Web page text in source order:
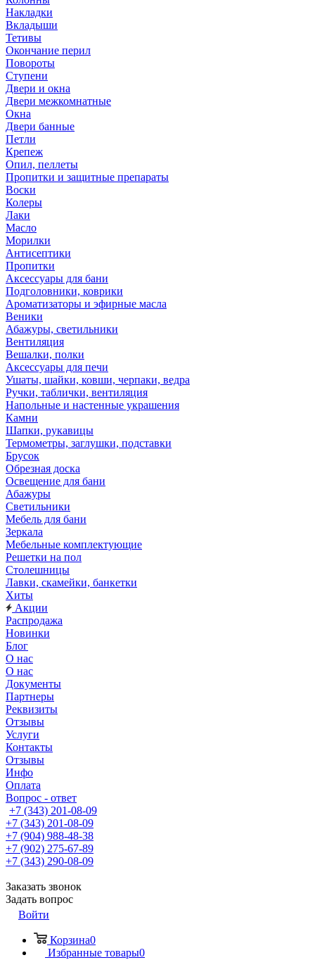
Накладки
Вкладыши
Тетивы
Окончание перил
Повороты
Ступени
Двери и окна
Двери межкомнатные
Окна
Двери банные
Петли
Крепеж
Опил, пеллеты
Пропитки и защитные препараты
Воски
Колеры
Лаки
Масло
Морилки
Антисептики
Пропитки
Аксессуары для бани
Подголовники, коврики
Ароматизаторы и эфирные масла
Веники
Абажуры, светильники
Вентиляция
Вешалки, полки
Аксессуары для печи
Ушаты, шайки, ковши, черпаки, ведра
Ручки, таблички, вентиляция
Напольные и настенные украшения
Камни
Шапки, рукавицы
Термометры, заглушки, подставки
Брусок
Обрезная доска
Освещение для бани
Абажуры
Светильники
Мебель для бани
Зеркала
Мебельные комплектующие
Решетки на пол
Столешницы
Лавки, скамейки, банкетки
Хиты
Акции
Распродажа
Новинки
Блог
О нас
О нас
Документы
Партнеры
Реквизиты
Отзывы
Услуги
Контакты
Отзывы
Инфо
Оплата
Вопрос - ответ
+7 (343) 201-08-09
+7 (343) 201-08-09
+7 (904) 988-48-38
+7 (902) 275-67-89
+7 (343) 290-08-09
Заказать звонок
Задать вопрос
Войти
Корзина0
Избранные товары0